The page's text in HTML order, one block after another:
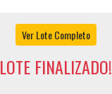
Ver Lote Completo
LOTE FINALIZADO!